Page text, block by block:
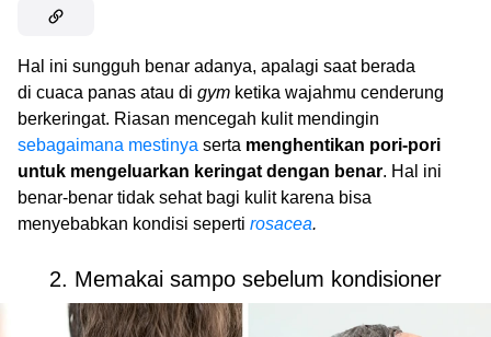
Hal ini sungguh benar adanya, apalagi saat berada
di cuaca panas atau di gym ketika wajahmu cenderung
berkeringat. Riasan mencegah kulit mendingin
sebagaimana mestinya serta menghentikan pori-pori
untuk mengeluarkan keringat dengan benar. Hal ini
benar-benar tidak sehat bagi kulit karena bisa
menyebabkan kondisi seperti rosacea.
2. Memakai sampo sebelum kondisioner